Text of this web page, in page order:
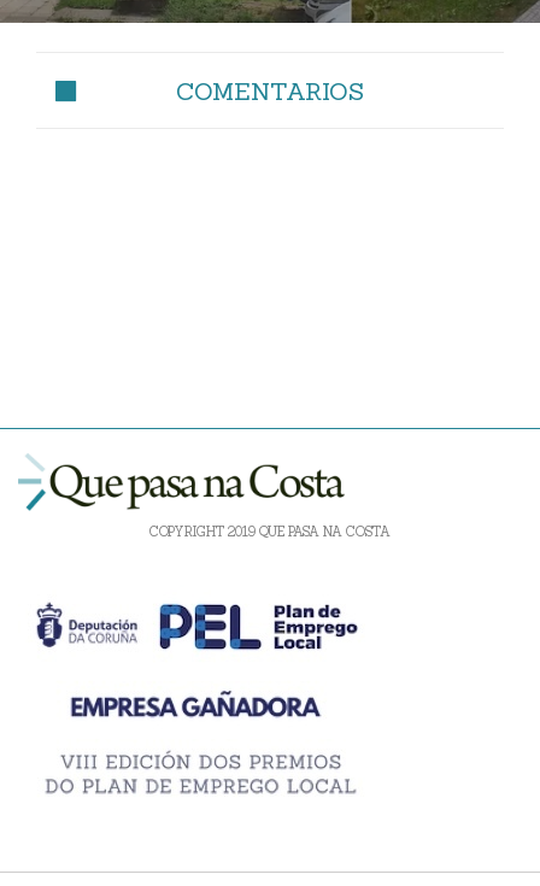
COMENTARIOS
COPYRIGHT 2019 QUE PASA NA COSTA